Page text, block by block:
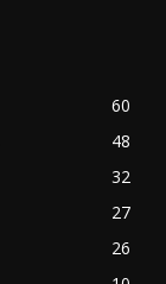
60
48
32
27
26